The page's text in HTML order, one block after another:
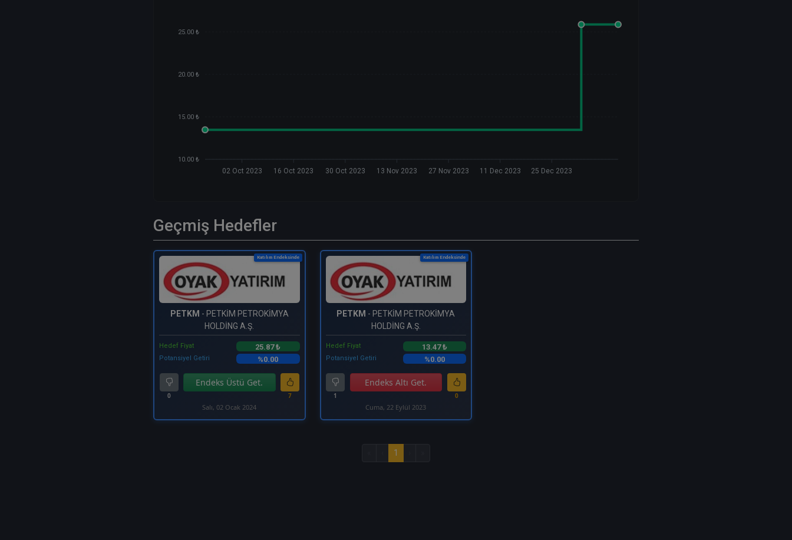
25.00 ₺
20.00 ₺
15.00 ₺
10.00 ₺
02 Oct 2023 16 Oct 2023 30 Oct 2023 13 Nov 2023 27 Nov 2023 11 Dec 2023 25 Dec 2023
Geçmiş Hedefler
Katılım Endeksinde
PETKM - PETKİM PETROKİMYA
HOLDİNG A.Ş.
Hedef Fiyat 25.87 ₺
Potansiyel Getiri %0.00
0
Endeks Üstü Get.
7
Salı, 02 Ocak 2024
Katılım Endeksinde
PETKM - PETKİM PETROKİMYA
HOLDİNG A.Ş.
Hedef Fiyat 13.47 ₺
Potansiyel Getiri %0.00
1
Endeks Altı Get.
0
Cuma, 22 Eylül 2023
1